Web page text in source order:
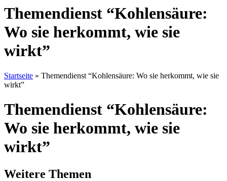
Themendienst “Kohlensäure:
Wo sie herkommt, wie sie
wirkt”
Startseite » Themendienst “Kohlensäure: Wo sie herkommt, wie sie
wirkt”
Themendienst “Kohlensäure:
Wo sie herkommt, wie sie
wirkt”
Weitere Themen